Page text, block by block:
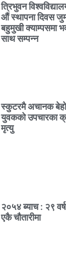
त्रिभुवन
औं स्थापना दिवस
बहुमुखी क्याम्पसमा
साथ सम्पन्न
स्कुटरमै अचानक
युवकको उपचारका
मृत्यु
२०५४ ब्याच : २९
एकै चौतारीमा